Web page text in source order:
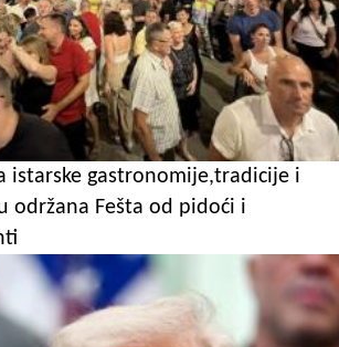
istarske gastronomije,tradicije i
održana Fešta od pidoći i